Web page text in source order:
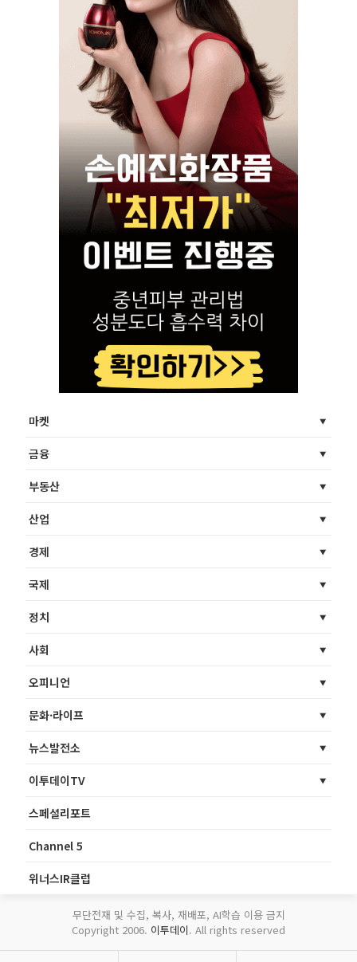
마켓
금융
부동산
산업
경제
국제
정치
사회
오피니언
문화·라이프
뉴스발전소
이투데이TV
스페셜리포트
Channel 5
위너스IR클럽
무단전재 및 수집, 복사, 재배포, AI학습 이용 금지
Copyright 2006. 이투데이. All rights reserved